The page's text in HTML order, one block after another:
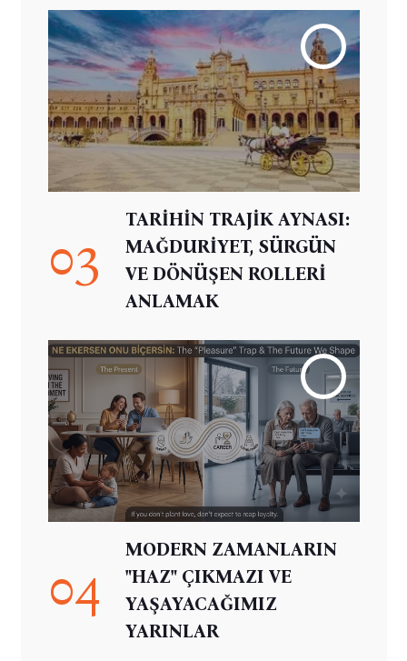
03
TARİHİN TRAJİK AYNASI:
MAĞDURİYET, SÜRGÜN
VE DÖNÜŞEN ROLLERİ
ANLAMAK
04
MODERN ZAMANLARIN
"HAZ" ÇIKMAZI VE
YAŞAYACAĞIMIZ
YARINLAR